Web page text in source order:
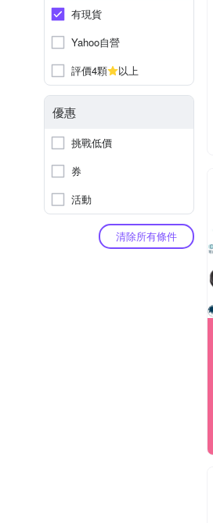
有現貨
Yahoo自營
評價4顆
以上
優惠
挑戰低價
券
活動
清除所有條件